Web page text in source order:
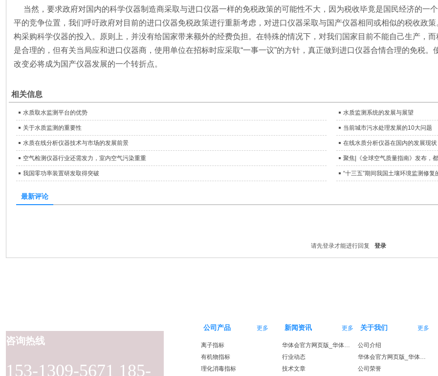
当然，要求政府对国内的科学仪器制造商采取与进口仪器一样的免税政策的可能性不大，因为税收毕竟是国民经济的一
平的竞争位置，我们呼吁政府对目前的进口仪器免税政策进行重新考虑，对进口仪器采取与国产仪器相同或相似的税收政
构采购科学仪器的投入。原则上，并没有给国家带来额外的经费负担。在特殊的情况下，对我们国家目前不能自己生产，
是合理的，但有关当局应和进口仪器商，使用单位在招标时应采取“一事一议”的方针，真正做到进口仪器合情合理的免税
改变必将成为国产仪器发展的一个转折点。
相关信息
水质取水监测平台的优势 水质监测系统的发展与展望
关于水质监测的重要性 当前城市污水处理发展的10大问题
水质在线分析仪器技术与市场的发展前景 在线水质分析仪器在国内的发展现状
空气检测仪器行业还需发力，室内空气污染重重 聚焦|《全球空气质量指南》发布，
我国零功率装置研发取得突破 “十三五”期间我国土壤环境监测修复
最新评论
请先登录才能进行回复 登录
153-1309-5671 185-
咨询热线
新闻资讯 更多
华体会官方网页版_华体会（中国）
行业动态
技术文章
公司产品 更多
离子指标
有机物指标
理化消毒指标
关于我们 更多
公司介绍
华体会官方网页版_华体会（中国）
公司荣誉